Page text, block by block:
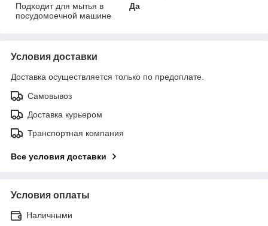
Подходит для мытья в
посудомоечной машине
Да
Условия доставки
Доставка осуществляется только по предоплате.
Самовывоз
Доставка курьером
Транспортная компания
Все условия доставки
Условия оплаты
Наличными